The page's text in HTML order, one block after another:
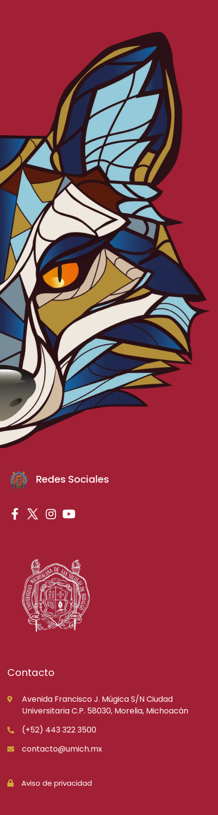
Redes Sociales
Contacto
Avenida Francisco J. Múgica S/N Ciudad
Universitaria C.P. 58030, Morelia, Michoacán
(+52) 443 322 3500
contacto@umich.mx
Aviso de privacidad